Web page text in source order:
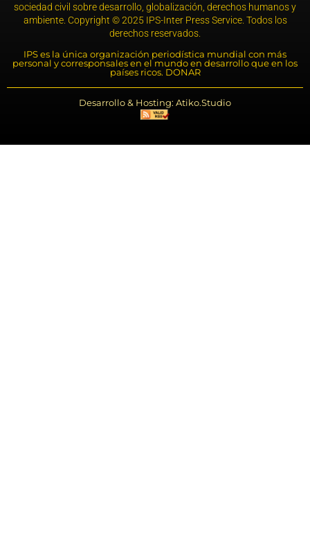
sociedad civil sobre desarrollo, globalización, derechos humanos y
ambiente. Copyright © 2025 IPS-Inter Press Service. Todos los
derechos reservados.
IPS es la única organización periodística mundial con más
personal y corresponsales en el mundo en desarrollo que en los
países ricos. DONAR
Desarrollo & Hosting: Atiko.Studio